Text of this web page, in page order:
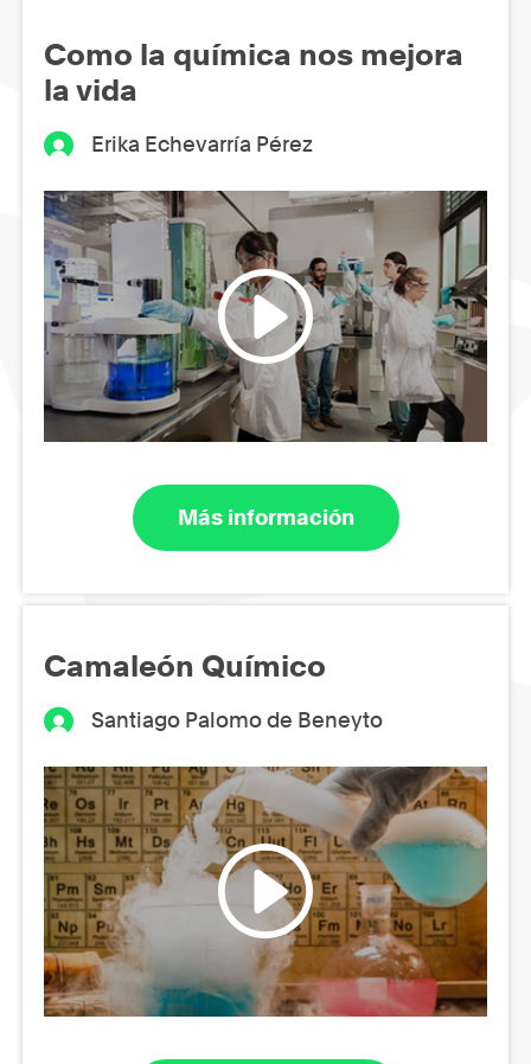
Como la química nos mejora
la vida
Erika Echevarría Pérez
Más información
Camaleón Químico
Santiago Palomo de Beneyto